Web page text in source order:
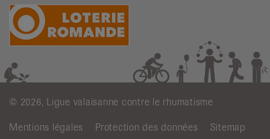
© 2026, Ligue valaisanne contre le rhumatisme
Mentions légales
Protection des données Sitemap